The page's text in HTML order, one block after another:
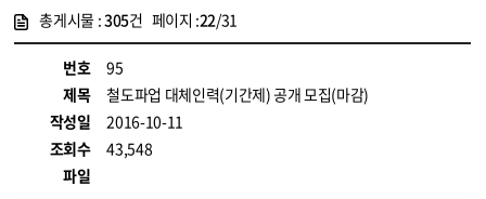
총게시물 :305건 페이지 :22/31
번호
95
제목
철도파업 대체인력(기간제) 공개 모집(마감)
작성일
2016-10-11
조회수
43,548
파일